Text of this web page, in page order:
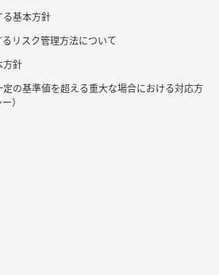
る基本方針
リスク管理方法について
方針
の基準値を超える重大な場合における対応方
）